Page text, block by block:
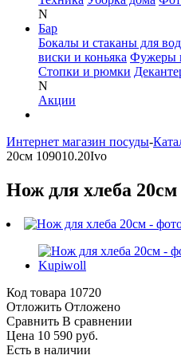
N
Бар
Бокалы и стаканы для
виски и коньяка Фужеры
Стопки и рюмки
N
Акции
Интернет магазин посуды-
20см 109010.20Ivo
Нож для хлеба 20см
Код товара 10720
Отложить Отложено
Сравнить В сравнении
Цена 10 590 руб.
Есть в наличии